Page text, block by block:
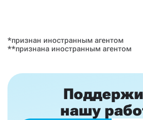
*признан иностранным агентом
**признана иностранным агентом
нашу